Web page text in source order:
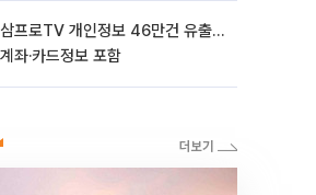
삼프로TV 개인정보 46만건 유출…
계좌·카드정보 포함